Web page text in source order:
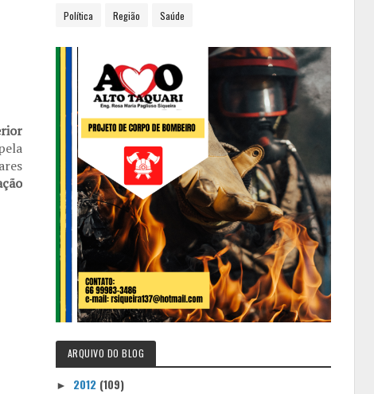
Política Região Saúde
ARQUIVO DO BLOG
► 2012 (109)